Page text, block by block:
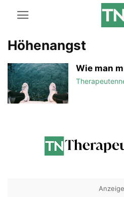
Höhenangst
Wie man